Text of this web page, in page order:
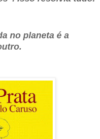
no planeta é a